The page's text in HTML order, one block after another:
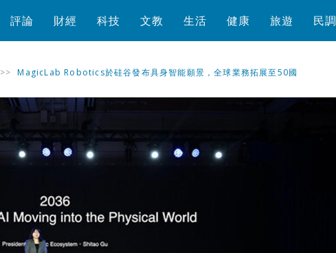
評論 財經 科技 文教 生活 健康 旅遊 民調
>> MagicLab Robotics於硅谷發布具身智能願景，全球業務拓展至50國